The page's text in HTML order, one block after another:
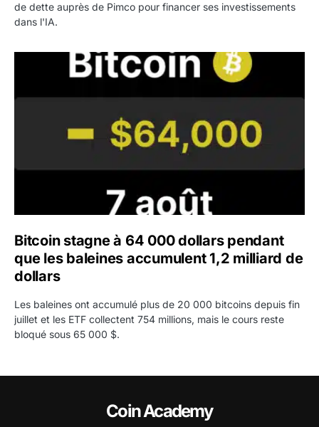
de dette auprès de Pimco pour financer ses investissements
dans l'IA.
Bitcoin stagne à 64 000 dollars pendant que les
Bitcoin stagne à 64 000 dollars pendant
que les baleines accumulent 1,2 milliard de
dollars
Les baleines ont accumulé plus de 20 000 bitcoins depuis fin
juillet et les ETF collectent 754 millions, mais le cours reste
bloqué sous 65 000 $.
Coin Academy